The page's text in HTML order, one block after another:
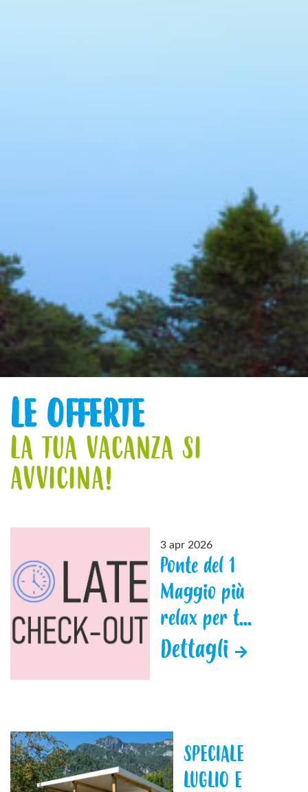
LE OFFERTE
LA TUA VACANZA SI
AVVICINA!
3 apr 2026
Ponte del 1
Maggio più
relax per t...
Dettagli
SPECIALE
LUGLIO E